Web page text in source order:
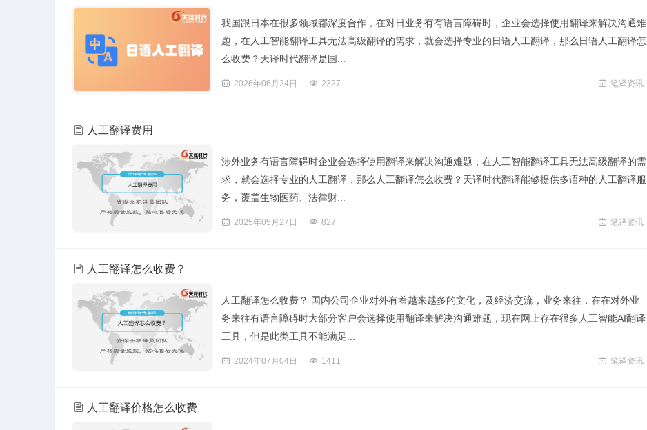
我国跟日本在很多领域都深度合作，在对日业务有有语言障碍时，企业会选择使用翻译来解决沟通难
题，在人工智能翻译工具无法高级翻译的需求，就会选择专业的日语人工翻译，那么日语人工翻译怎
么收费？天译时代翻译是国...
笔译资讯
2026年06月24日 2327
人工翻译费用
涉外业务有语言障碍时企业会选择使用翻译来解决沟通难题，在人工智能翻译工具无法高级翻译的需
求，就会选择专业的人工翻译，那么人工翻译怎么收费？天译时代翻译能够提供多语种的人工翻译服
务，覆盖生物医药、法律财...
笔译资讯
2025年05月27日 827
人工翻译怎么收费？
人工翻译怎么收费？ 国内公司企业对外有着越来越多的文化，及经济交流，业务来往，在在对外业
务来往有语言障碍时大部分客户会选择使用翻译来解决沟通难题，现在网上存在很多人工智能AI翻译
工具，但是此类工具不能满足...
笔译资讯
2024年07月04日 1411
人工翻译价格怎么收费